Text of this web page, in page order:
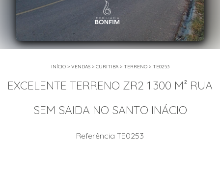
INÍCIO> VENDAS> CURITIBA> TERRENO> TE0253
EXCELENTE TERRENO ZR2 1.300 M² RUA
SEM SAIDA NO SANTO INÁCIO
Referência TE0253